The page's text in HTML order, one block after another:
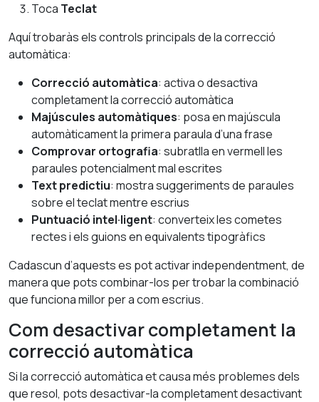
Toca Teclat
Aquí trobaràs els controls principals de la correcció
automàtica:
Correcció automàtica: activa o desactiva
completament la correcció automàtica
Majúscules automàtiques: posa en majúscula
automàticament la primera paraula d’una frase
Comprovar ortografia: subratlla en vermell les
paraules potencialment mal escrites
Text predictiu: mostra suggeriments de paraules
sobre el teclat mentre escrius
Puntuació intel·ligent: converteix les cometes
rectes i els guions en equivalents tipogràfics
Cadascun d’aquests es pot activar independentment, de
manera que pots combinar-los per trobar la combinació
que funciona millor per a com escrius.
Com desactivar completament la
correcció automàtica
Si la correcció automàtica et causa més problemes dels
que resol, pots desactivar-la completament desactivant